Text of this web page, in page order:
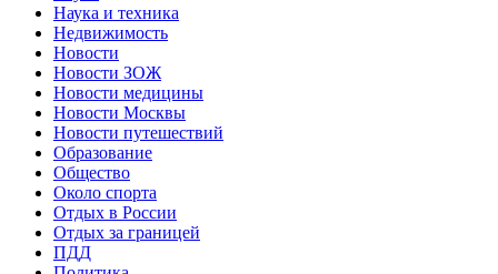
Наука и техника
Недвижимость
Новости
Новости ЗОЖ
Новости медицины
Новости Москвы
Новости путешествий
Образование
Общество
Около спорта
Отдых в России
Отдых за границей
ПДД